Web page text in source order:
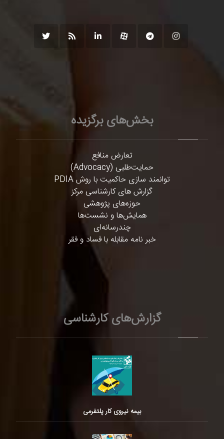
بخش‌های برگزیده
تعارض منافع
حمایت‌طلبی (Advocacy)
توانمند سازی حاکمیت با روش PDIA
گزارش های کارشناسی مرکز
حوزه‌های پژوهشی
همایش‌ها و نشست‌ها
چندرسانه‌ای
خبر نامه مقابله با فساد و فقر
گزارش‌های کارشناسی
بیمه نیروی کار پلتفرمی